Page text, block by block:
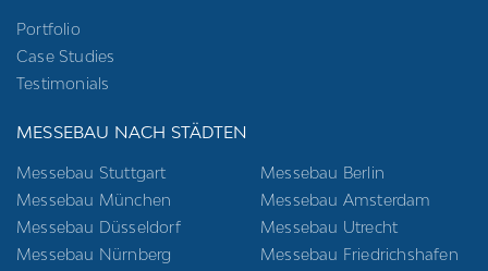
Portfolio
Case Studies
Testimonials
MESSEBAU NACH STÄDTEN
Messebau Stuttgart
Messebau München
Messebau Düsseldorf
Messebau Nürnberg
Messebau Berlin
Messebau Amsterdam
Messebau Utrecht
Messebau Friedrichshafen